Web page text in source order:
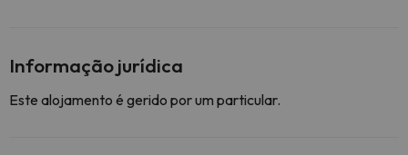
Informação jurídica
Este alojamento é gerido por um particular.